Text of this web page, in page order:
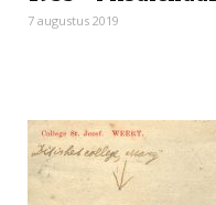
7 augustus 2019